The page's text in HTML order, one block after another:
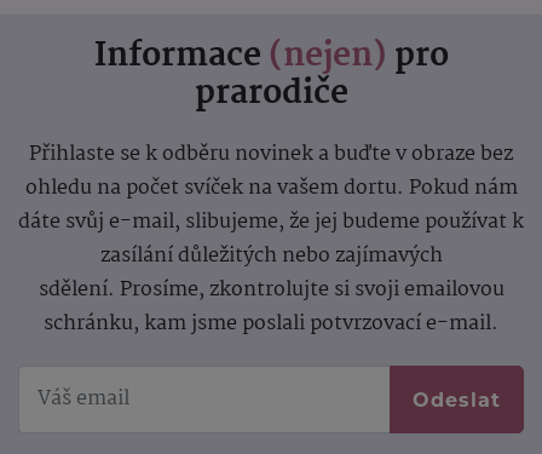
Informace (nejen) pro
prarodiče
Přihlaste se k odběru novinek a buďte v obraze bez
ohledu na počet svíček na vašem dortu. Pokud nám
dáte svůj e-mail, slibujeme, že jej budeme používat k
zasílání důležitých nebo zajímavých
sdělení. Prosíme, zkontrolujte si svoji emailovou
schránku, kam jsme poslali potvrzovací e-mail.
Odeslat